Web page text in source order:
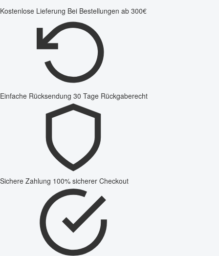
Kostenlose Lieferung Bei Bestellungen ab 300€
Einfache Rücksendung 30 Tage Rückgaberecht
Sichere Zahlung 100% sicherer Checkout